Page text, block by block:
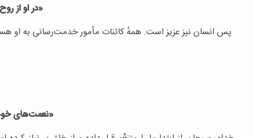
«در او از
پس انسان نیز عزیز است. همهٔ کائنات مأمور خدمت‌رسانی به او
«نعمت‌های خود